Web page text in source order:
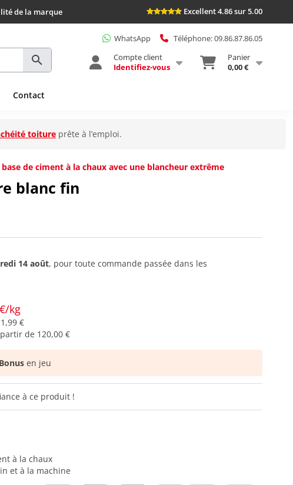
de la marque Excellent 4.86 sur 5.00
WhatsApp
Téléphone: 09.86.87.86.05
Compte client
Identifiez-vous
Panier
0,00 €
Contact
toiture prête à l’emploi.
de ciment à la chaux avec une blancheur extrême
blanc fin
14 août, pour toute commande passée dans les
kg
€
de 120,00 €
en jeu
à ce produit !
à la chaux
et à la machine